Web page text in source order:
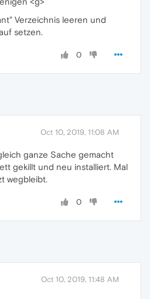
Verzeichnis leeren und
setzen.
0
Oct 10, 2019, 11:08 AM
ganze Sache gemacht
gekillt und neu installiert. Mal
wegbleibt.
0
Oct 10, 2019, 11:48 AM